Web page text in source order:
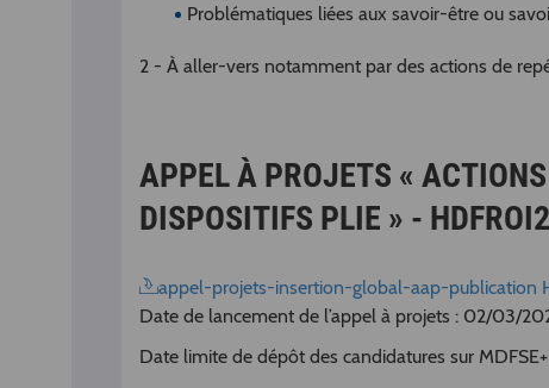
Problématiques liées aux savoir-être ou
2 - À aller-vers notamment par des actions de
APPEL À PROJETS «
DISPOSITIFS PLIE » -
appel-projets-insertion-global-aap-publication
Date de lancement de l’appel à projets : 02/03/
Date limite de dépôt des candidatures sur